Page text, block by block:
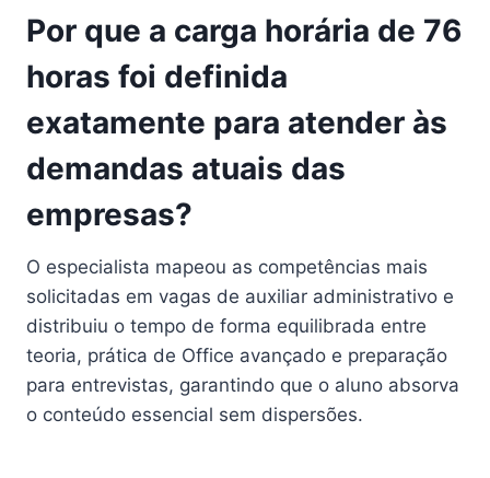
Por que a carga horária de 76
horas foi definida
exatamente para atender às
demandas atuais das
empresas?
O especialista mapeou as competências mais
solicitadas em vagas de auxiliar administrativo e
distribuiu o tempo de forma equilibrada entre
teoria, prática de Office avançado e preparação
para entrevistas, garantindo que o aluno absorva
o conteúdo essencial sem dispersões.